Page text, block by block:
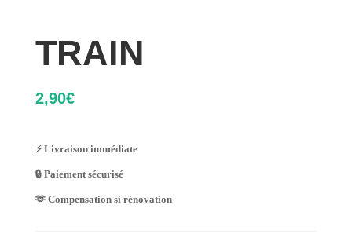
TRAIN
2,90€
⚡ Livraison immédiate
🔒 Paiement sécurisé
🫶 Compensation si rénovation